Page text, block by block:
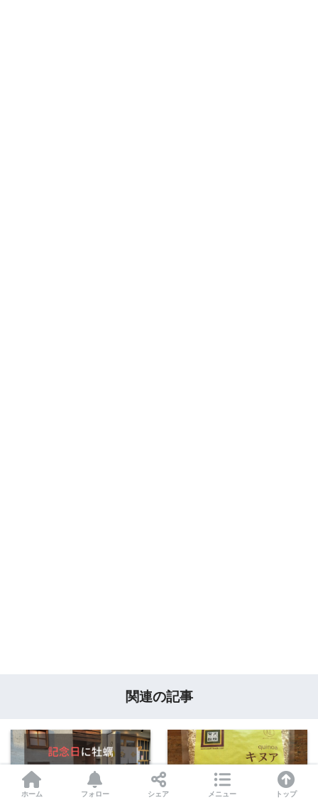
関連の記事
ホーム フォロー シェア メニュー トップ